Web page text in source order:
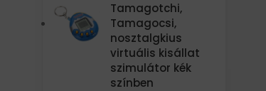
Tamagotchi,
Tamagocsi,
nosztalgkius
virtuális kisállat
szimulátor kék
színben